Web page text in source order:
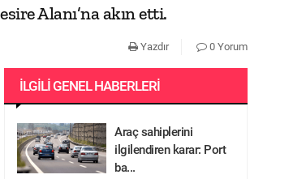
Alanı’na akın etti.
Yazdır 0 Yorum
İLGILI GENEL HABERLERI
Araç sahiplerini
ilgilendiren karar: Port
ba...